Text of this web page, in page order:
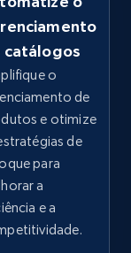
agora
rating,
and
agora
catálogos
o
de
e otimize
de
para
a
e a